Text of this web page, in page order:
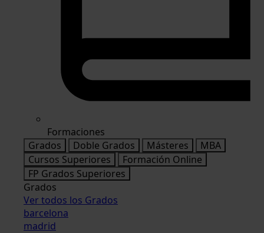
Formaciones
Grados
Doble Grados Másteres
MBA
Cursos Superiores
Formación Online
FP Grados Superiores
Grados
Ver todos los Grados
barcelona
madrid